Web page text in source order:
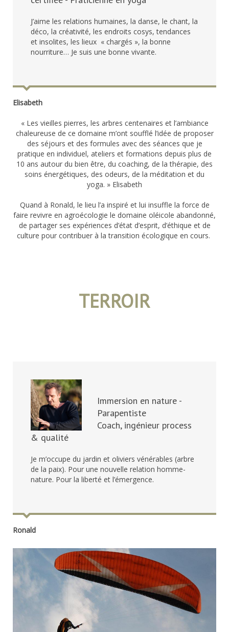
J’aime les relations humaines, la danse, le chant, la
déco, la créativité, les endroits cosys, tendances
et insolites, les lieux « chargés », la bonne
nourriture… Je suis une bonne vivante.
Elisabeth
« Les vieilles pierres, les arbres centenaires et l’ambiance
chaleureuse de ce domaine m’ont soufflé l’idée de proposer
des séjours et des formules avec des séances que je
pratique en individuel, ateliers et formations depuis plus de
10 ans autour du bien être, du coaching, de la thérapie, des
soins énergétiques, des odeurs, de la méditation et du
yoga. » Elisabeth
Quand à Ronald, le lieu l’a inspiré et lui insuffle la force de
faire revivre en agroécologie le domaine oléicole abandonné,
de partager ses expériences d’état d’esprit, d’éthique et de
culture pour contribuer à la transition écologique en cours.
TERROIR
Immersion en nature -
Parapentiste
Coach, ingénieur process
& qualité
Je m’occupe du jardin et oliviers vénérables (arbre
de la paix). Pour une nouvelle relation homme-
nature. Pour la liberté et l’émergence.
Ronald